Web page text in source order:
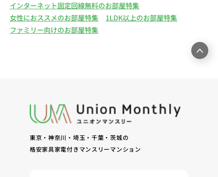
インターネット固定回線無料のお部屋特集
女性におススメのお部屋特集
1LDK以上のお部屋特集
ファミリー向けのお部屋特集
東京・神奈川・埼玉・千葉・茨城の
格安家具家電付きマンスリーマンション